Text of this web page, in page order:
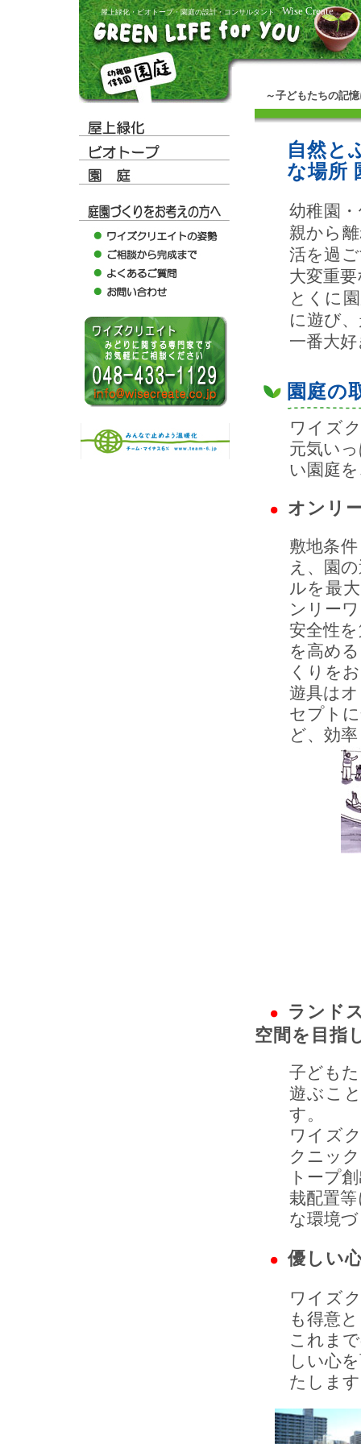
屋上緑化・ビオトープ・園庭の設計・コンサルタントWise Create
～子どもたちの記憶
自然と
な場所
幼稚園
親から
活を過
大変重
とくに
に遊び
一番大
園庭の
ワイズ
元気い
い園庭
オンリ
敷地条
え、園
ルを最
ンリー
安全性
を高め
くりを
遊具は
セプト
ど、効
ランド
空間を目指
子ども
遊ぶこ
す。
ワイズ
クニッ
トープ
栽配置
な環境
優しい
ワイズ
も得意
これま
しい心
たしま